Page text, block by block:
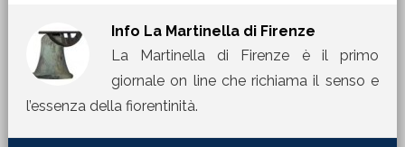
Info La Martinella di Firenze
La Martinella di Firenze è il primo
giornale on line che richiama il senso e
l’essenza della fiorentinità.